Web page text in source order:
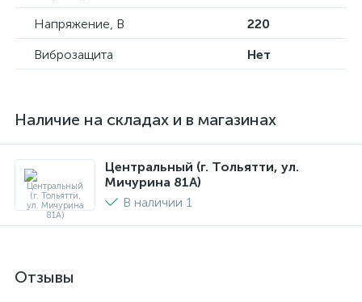
Напряжение, В
220
Виброзащита
Нет
Наличие на складах и в магазинах
Центральный (г. Тольятти, ул.
Мичурина 81А)
В наличии 1
Отзывы